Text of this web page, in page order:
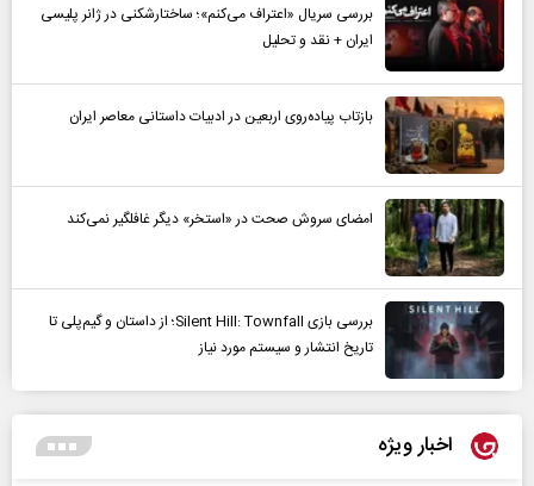
بررسی سریال «اعتراف می‌کنم»؛ ساختارشکنی در ژانر پلیسی
ایران + نقد و تحلیل
بازتاب پیاده‌روی اربعین در ادبیات داستانی معاصر ایران
امضای سروش صحت در «استخر» دیگر غافلگیر نمی‌کند
بررسی بازی Silent Hill: Townfall؛ از داستان و گیم‌پلی تا
تاریخ انتشار و سیستم مورد نیاز
اخبار ویژه